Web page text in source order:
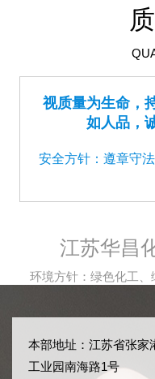
视质量为生命，
如人品，
安全方针：遵章守
江苏华昌
环境方针：绿色化工、
本部地址：江苏省张家
工业园南海路1号